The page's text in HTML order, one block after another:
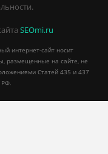
SEOmi.ru
интернет-сайт носит
размещенные на сайте, не
Статей 435 и 437